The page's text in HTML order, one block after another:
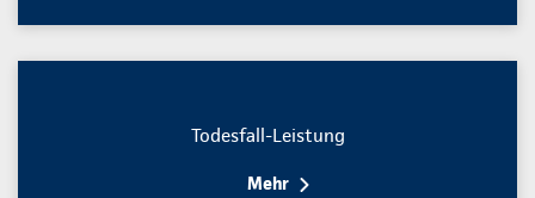
Todesfall-Leistung
Mehr